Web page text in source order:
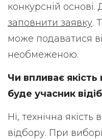
конкурсній основі.
заповнити заявку.
може подаватися
необмеженою.
Чи впливає якість
буде учасник
Ні, технічна якість
відбору. При